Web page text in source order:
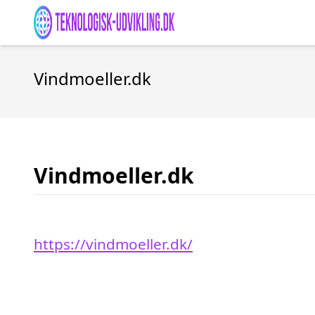
Vindmoeller.dk
Vindmoeller.dk
https://vindmoeller.dk/